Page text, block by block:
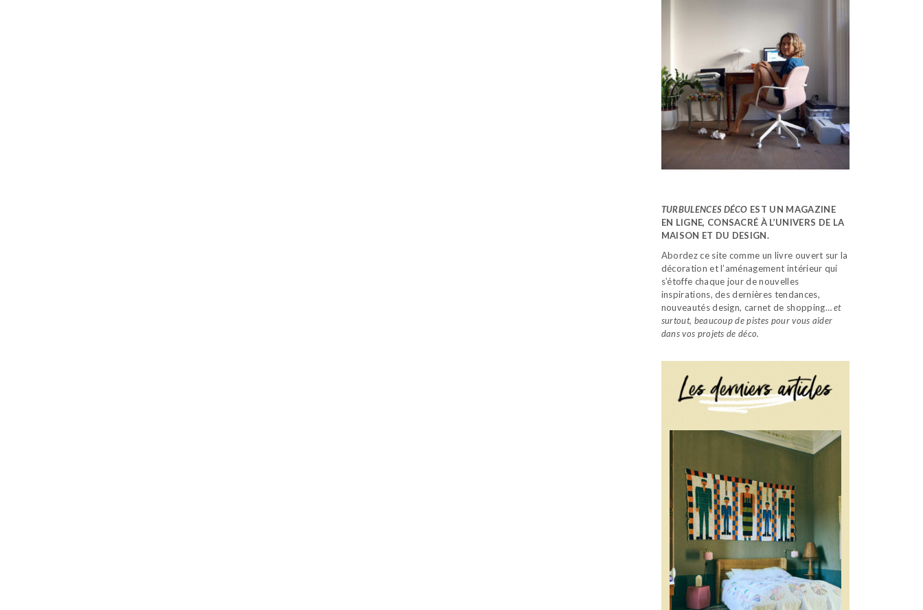
TURBULENCES DÉCO EST UN MAGAZINE
EN LIGNE, CONSACRÉ À L’UNIVERS DE LA
MAISON ET DU DESIGN.
Abordez ce site comme un livre ouvert sur la
décoration et l’aménagement intérieur qui
s’étoffe chaque jour de nouvelles
inspirations, des dernières tendances,
nouveautés design, carnet de shopping…et
surtout, beaucoup de pistes pour vous aider
dans vos projets de déco.